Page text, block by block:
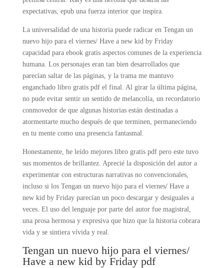
expectativas, epub una fuerza interior que inspira.
La universalidad de una historia puede radicar en Tengan un
nuevo hijo para el viernes/ Have a new kid by Friday
capacidad para ebook gratis aspectos comunes de la experiencia
humana. Los personajes eran tan bien desarrollados que
parecían saltar de las páginas, y la trama me mantuvo
enganchado libro gratis pdf el final. Al girar la última página,
no pude evitar sentir un sentido de melancolía, un recordatorio
conmovedor de que algunas historias están destinadas a
atormentarte mucho después de que terminen, permaneciendo
en tu mente como una presencia fantasmal.
Honestamente, he leído mejores libro gratis pdf pero este tuvo
sus momentos de brillantez. Aprecié la disposición del autor a
experimentar con estructuras narrativas no convencionales,
incluso si los Tengan un nuevo hijo para el viernes/ Have a
new kid by Friday parecían un poco descargar y desiguales a
veces. El uso del lenguaje por parte del autor fue magistral,
una prosa hermosa y expresiva que hizo que la historia cobrara
vida y se sintiera vívida y real.
Tengan un nuevo hijo para el viernes/
Have a new kid by Friday pdf